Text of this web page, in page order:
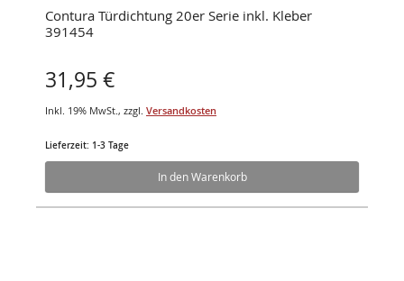
Contura Türdichtung 20er Serie inkl. Kleber
391454
31,95 €
Inkl. 19% MwSt., zzgl. Versandkosten
Lieferzeit: 1-3 Tage
In den Warenkorb